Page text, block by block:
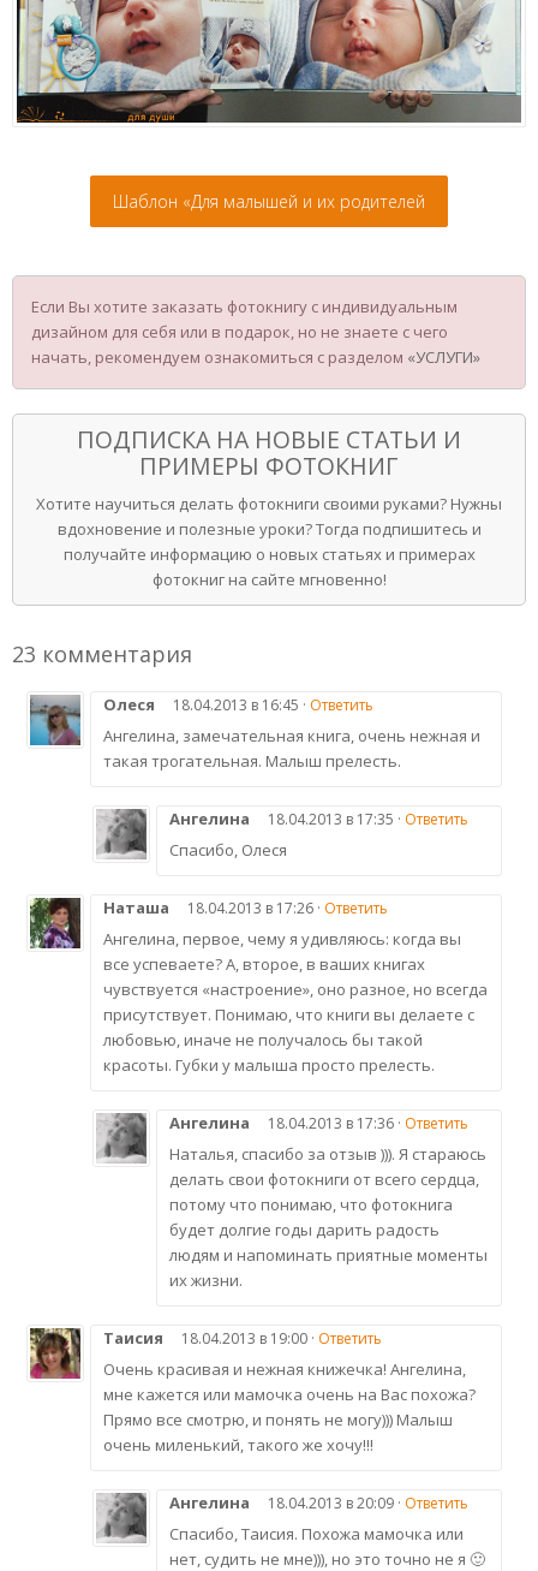
Шаблон «Для малышей и их родителей
Если Вы хотите заказать фотокнигу с индивидуальным
дизайном для себя или в подарок, но не знаете с чего
начать, рекомендуем ознакомиться с разделом «УСЛУГИ»
ПОДПИСКА НА НОВЫЕ СТАТЬИ И
ПРИМЕРЫ ФОТОКНИГ
Хотите научиться делать фотокниги своими руками? Нужны
вдохновение и полезные уроки? Тогда подпишитесь и
получайте информацию о новых статьях и примерах
фотокниг на сайте мгновенно!
23 комментария
Олеся 18.04.2013 в 16:45 · Ответить
Ангелина, замечательная книга, очень нежная и
такая трогательная. Малыш прелесть.
Ангелина 18.04.2013 в 17:35 · Ответить
Спасибо, Олеся
Наташа 18.04.2013 в 17:26 · Ответить
Ангелина, первое, чему я удивляюсь: когда вы
все успеваете? А, второе, в ваших книгах
чувствуется «настроение», оно разное, но всегда
присутствует. Понимаю, что книги вы делаете с
любовью, иначе не получалось бы такой
красоты. Губки у малыша просто прелесть.
Ангелина 18.04.2013 в 17:36 · Ответить
Наталья, спасибо за отзыв ))). Я стараюсь
делать свои фотокниги от всего сердца,
потому что понимаю, что фотокнига
будет долгие годы дарить радость
людям и напоминать приятные моменты
их жизни.
Таисия 18.04.2013 в 19:00 · Ответить
Очень красивая и нежная книжечка! Ангелина,
мне кажется или мамочка очень на Вас похожа?
Прямо все смотрю, и понять не могу))) Малыш
очень миленький, такого же хочу!!!
Ангелина 18.04.2013 в 20:09 · Ответить
Спасибо, Таисия. Похожа мамочка или
нет, судить не мне))), но это точно не я 🙂